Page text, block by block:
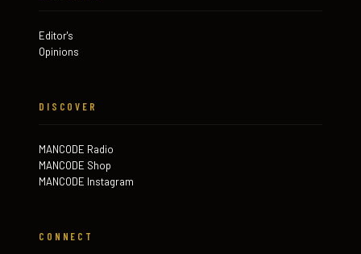
Editor's
Opinions
DISCOVER
MANCODE Radio
MANCODE Shop
MANCODE Instagram
CONNECT